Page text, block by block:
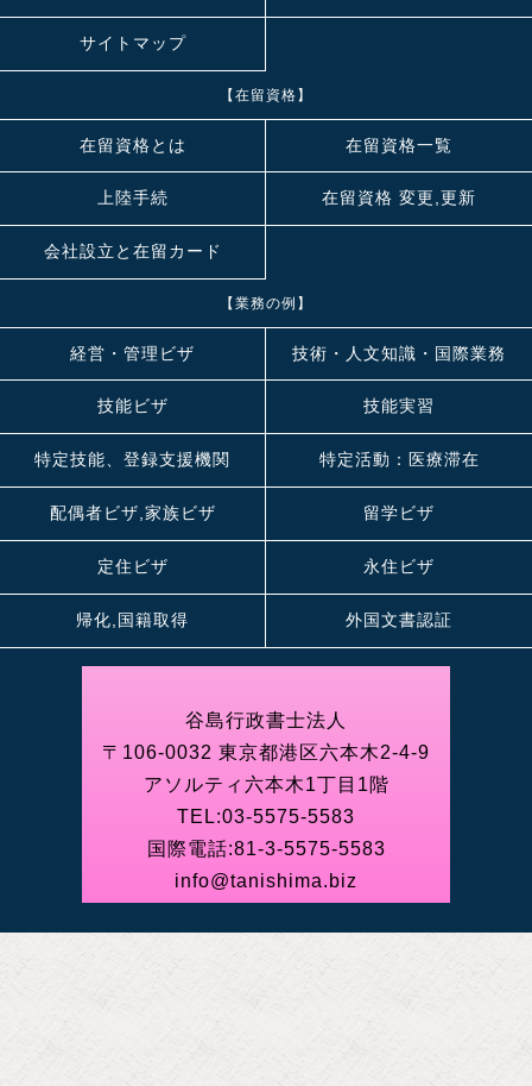
サイトマップ
【在留資格】
在留資格とは 在留資格一覧
上陸手続 在留資格 変更,更新
会社設立と在留カード
【業務の例】
経営・管理ビザ 技術・人文知識・国際業務
技能ビザ 技能実習
特定技能、登録支援機関 特定活動：医療滞在
配偶者ビザ,家族ビザ 留学ビザ
定住ビザ 永住ビザ
帰化,国籍取得 外国文書認証
谷島行政書士法人
〒106-0032 東京都港区六本木2-4-9
アソルティ六本木1丁目1階
TEL:03-5575-5583
国際電話:81-3-5575-5583
info@tanishima.biz